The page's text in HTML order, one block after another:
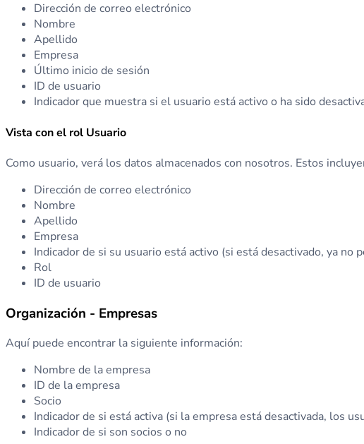
Dirección de correo electrónico
Nombre
Apellido
Empresa
Último inicio de sesión
ID de usuario
Indicador que muestra si el usuario está activo o ha sido
Vista con el rol Usuario
Como usuario, verá los datos almacenados con nosotros. Estos
Dirección de correo electrónico
Nombre
Apellido
Empresa
Indicador de si su usuario está activo (si está desactivado, ya no
Rol
ID de usuario
Organización - Empresas
Aquí puede encontrar la siguiente información:
Nombre de la empresa
ID de la empresa
Socio
Indicador de si está activa (si la empresa está desactivada, los
Indicador de si son socios o no